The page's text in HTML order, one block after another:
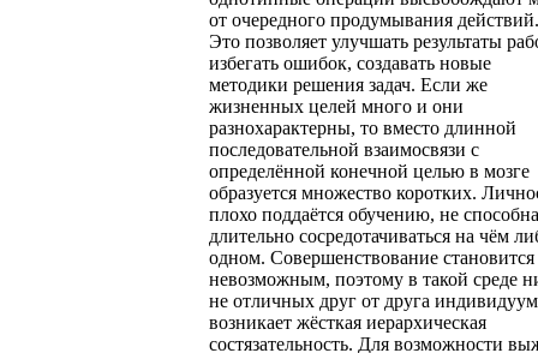
от очередного продумывания действий.
Это позволяет улучшать результаты
избегать ошибок, создавать новые
методики решения задач. Если же
жизненных целей много и они
разнохарактерны, то вместо длинной
последовательной взаимосвязи с
определённой конечной целью в мозге
образуется множество коротких.
плохо поддаётся обучению, не способна
длительно сосредотачиваться на чём
одном. Совершенствование становится
невозможным, поэтому в такой среде
не отличных друг от друга
возникает жёсткая иерархическая
состязательность. Для возможности